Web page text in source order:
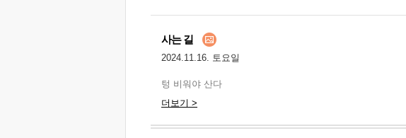
사는 길
2024.11.16. 토요일
텅 비워야 산다
더보기 >